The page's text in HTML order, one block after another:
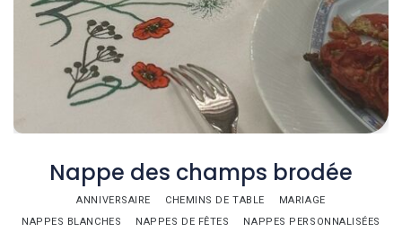
Nappe des champs brodée
ANNIVERSAIRE CHEMINS DE TABLE
MARIAGE
NAPPES BLANCHES
NAPPES DE FÊTES
NAPPES PERSONNALISÉES